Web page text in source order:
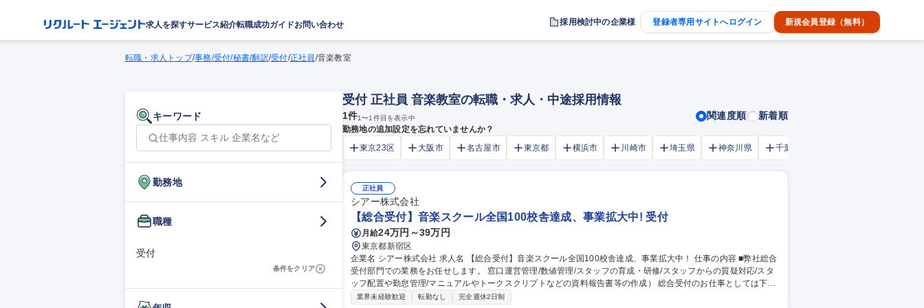
求人を探すサービス紹介転職成功ガイドお問い合わせ 採用検討中の企業様 登録者専用サイトへログイン 新規会員登録（無料）
転職・求人トップ/事務/受付/秘書/翻訳/受付/正社員/音楽教室
キーワード
勤務地
職種
受付
条件をクリア
受付 正社員 音楽教室の転職・求人・中途採用情報
1件1〜1 件目を表示中 関連度順 新着順
勤務地の追加設定を忘れていませんか？
東京23区
大阪市 名古屋市 東京都 横浜市 川崎市 埼玉県 神奈川県 千葉市
正社員
シアー株式会社
【総合受付】音楽スクール全国100校舎達成、事業拡大中! 受付
月給24万円～39万円
東京都新宿区
企業名 シアー株式会社 求人名 【総合受付】音楽スクール全国100校舎達成、事業拡大中！ 仕事の内容 ■弊社総合
受付部門での業務をお任せします。 窓口運営管理/数値管理/スタッフの育成・研修/スタッフからの質疑対応/スタ
ッフ配置や勤怠管理/マニュアルやトークスクリプトなどの資料報告書等の作成） 総合受付のお仕事としては下記
となります。始めは日常業務から経験を積んでいただきます。 ・本社にてお電話やメールでの生徒様対応 ・各種
業界未経験歓迎 転勤なし 完全週休2日制